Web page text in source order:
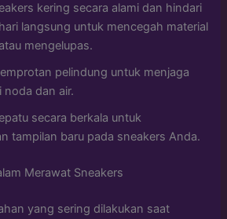
kering secara alami dan hindari
langsung untuk mencegah material
mengelupas.
pelindung untuk menjaga
noda dan air.
secara berkala untuk
tampilan baru pada sneakers Anda.
Merawat Sneakers
yang sering dilakukan saat